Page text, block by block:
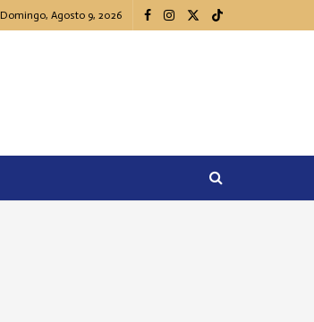
Domingo, Agosto 9, 2026